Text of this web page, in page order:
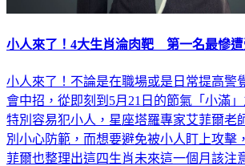
小人來了！4大生肖淪肉靶 第一名最慘
小人來了！不論是在職場或是日常提高警
會中招，從即刻到5月21日的節氣「小滿
特別容易犯小人，星座塔羅專家艾菲爾老
別小心防範，而想要避免被小人盯上攻擊
菲爾也整理出這四生肖未來這一個月該注